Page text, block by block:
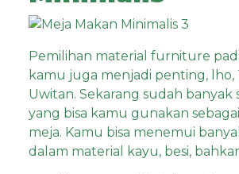
Pemilihan material furniture
kamu juga menjadi penting, lho,
Uwitan. Sekarang sudah banyak
yang bisa kamu gunakan
meja. Kamu bisa menemui
dalam material kayu, besi,